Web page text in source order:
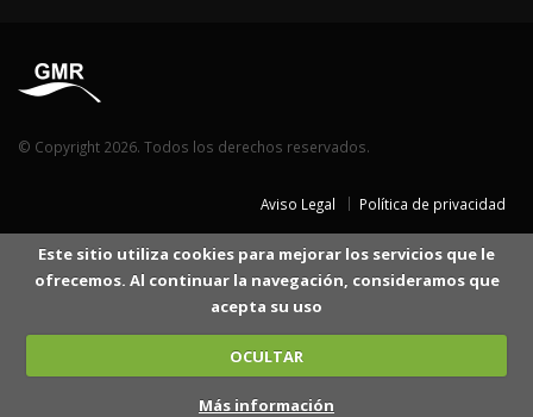
© Copyright 2026. Todos los derechos reservados.
Aviso Legal Política de privacidad
Este sitio utiliza cookies para mejorar los servicios que le
ofrecemos. Al continuar la navegación, consideramos que
acepta su uso
OCULTAR
Más información